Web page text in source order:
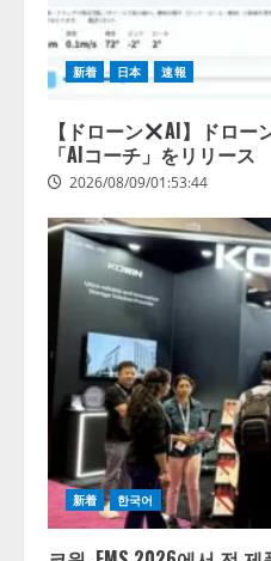
新着 日本 速報
【ドローン
AI】ドロー
「AIコーチ」をリリース
2026/08/09/01:53:44
新着 한국어